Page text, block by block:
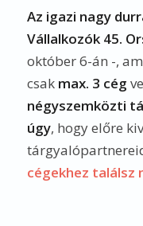
Az igazi nagy
Vállalkozók 45.
október 6-án -,
csak max. 3 cég
négyszemközti
úgy, hogy előre
cégekhez találsz